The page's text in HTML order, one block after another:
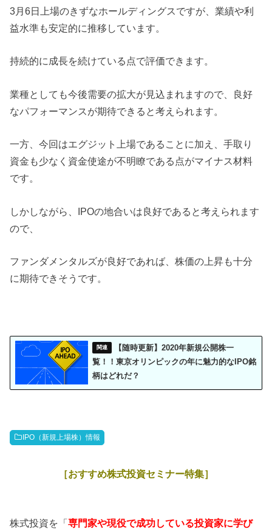
3月6日上場のきずなホールディングスですが、業績や利
益水準も安定的に推移しています。
持続的に成長を続けている点で評価できます。
業種としても今後需要の拡大が見込まれますので、良好
なパフォーマンスが期待できると考えられます。
一方、今回はエグジット上場であることに加え、手取り
資金も少なく資金使途が不明瞭である点がマイナス材料
です。
しかしながら、IPOの地合いは良好であると考えられます
ので、
ファンダメンタルズが良好であれば、株価の上昇も十分
に期待できそうです。
【随時更新】2020年新規公開株一
覧！！東京オリンピックの年に魅力的なIPO銘
柄はどれだ？
IPO（新規上場株）情報
［おすすめ株式投資セミナー特集］
株式投資を「専門家や現役で成功している投資家に学び